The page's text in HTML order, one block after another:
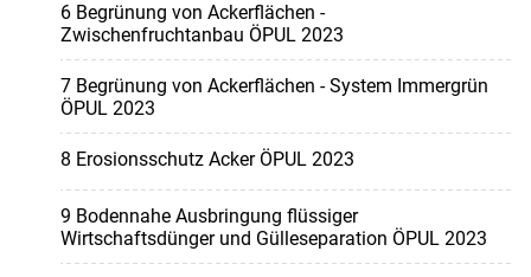
6 Begrünung von Ackerflächen -
Zwischenfruchtanbau ÖPUL 2023
7 Begrünung von Ackerflächen - System Immergrün
ÖPUL 2023
8 Erosionsschutz Acker ÖPUL 2023
9 Bodennahe Ausbringung flüssiger
Wirtschaftsdünger und Gülleseparation ÖPUL 2023